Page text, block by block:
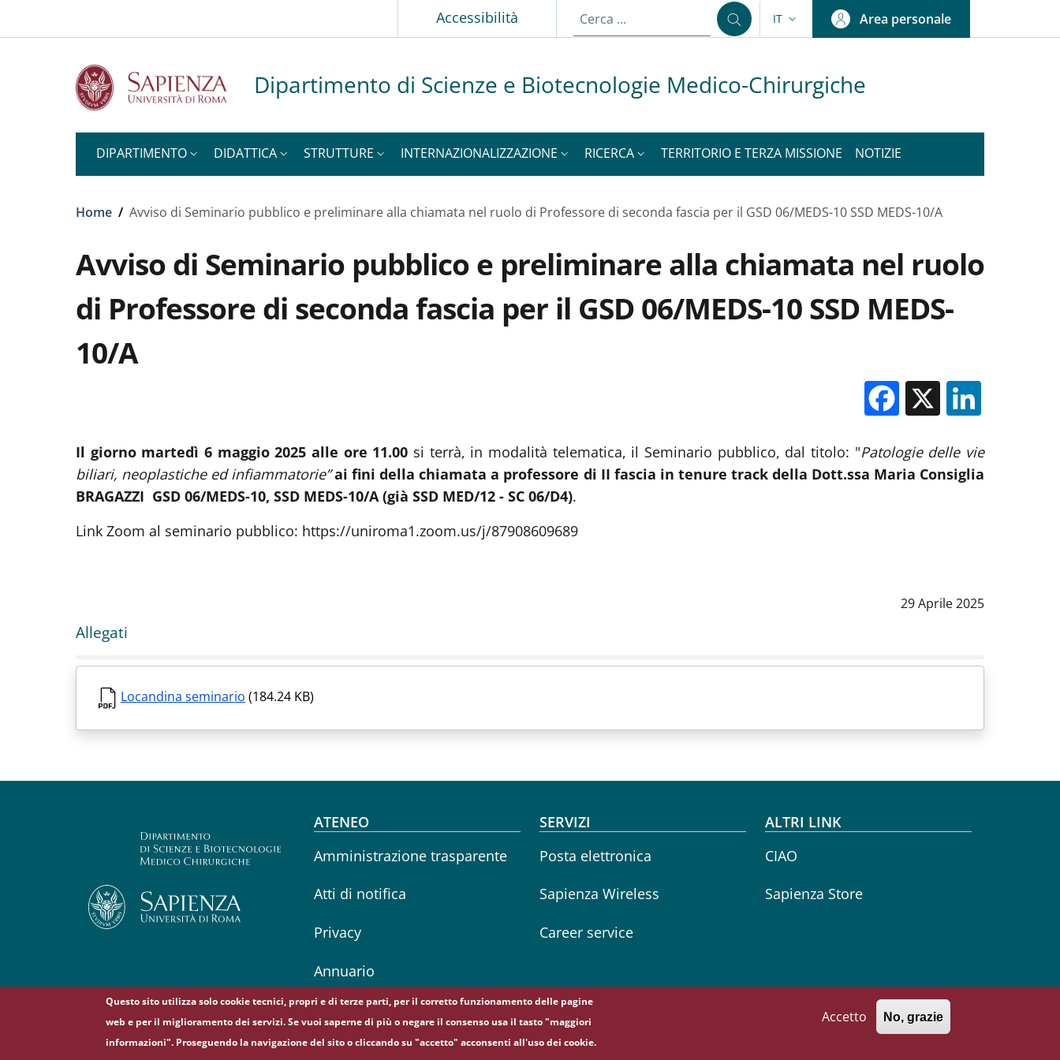
Accessibilità SELETTORE LINGUA: CURRENT LANGUAGE
IT Area personale
Dipartimento di Scienze e Biotecnologie Medico-Chirurgiche
DIPARTIMENTO DIDATTICA STRUTTURE INTERNAZIONALIZZAZIONE RICERCA TERRITORIO E TERZA MISSIONE NOTIZIE
Briciole di pane
Home / Avviso di Seminario pubblico e preliminare alla chiamata nel ruolo di Professore di seconda fascia per il GSD 06/MEDS-10 SSD MEDS-10/A
Avviso di Seminario pubblico e preliminare alla chiamata nel ruolo
di Professore di seconda fascia per il GSD 06/MEDS-10 SSD MEDS-
10/A
Facebook
X
Il giorno martedì 6 maggio 2025 alle ore 11.00 si terrà, in modalità telematica, il Seminario pubblico, dal titolo: "Patologie delle vie
biliari, neoplastiche ed infiammatorie” ai fini della chiamata a professore di II fascia in tenure track della Dott.ssa Maria Consiglia
BRAGAZZI GSD 06/MEDS-10, SSD MEDS-10/A (già SSD MED/12 - SC 06/D4).
Link Zoom al seminario pubblico: https://uniroma1.zoom.us/j/87908609689
Data notizia:
29 Aprile 2025
Allegati
Locandina seminario (184.24 KB)
Footer menu
ATENEO
Amministrazione trasparente
Atti di notifica
Privacy
Annuario
SERVIZI
Posta elettronica
Sapienza Wireless
Career service
ALTRI LINK
CIAO
Sapienza Store
Questo sito utilizza solo cookie tecnici, propri e di terze parti, per il corretto funzionamento delle pagine
web e per il miglioramento dei servizi. Se vuoi saperne di più o negare il consenso usa il tasto "maggiori
informazioni". Proseguendo la navigazione del sito o cliccando su "accetto" acconsenti all'uso dei cookie.
Accetto No, grazie